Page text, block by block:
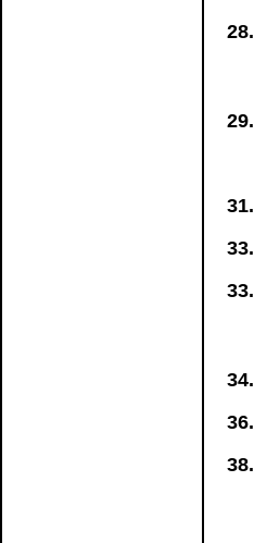
28.
29.
31.
33.
33.
34.
36.
38.